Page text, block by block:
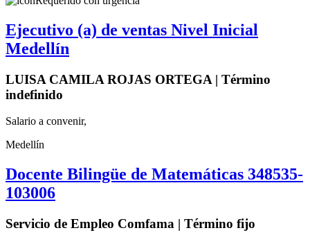
Ejecutivo (a) de ventas Nivel Inicial
Medellín
LUISA CAMILA ROJAS ORTEGA | Término
indefinido
Salario a convenir,
Medellín
Docente Bilingüe de Matemáticas 348535-
103006
Servicio de Empleo Comfama | Término fijo